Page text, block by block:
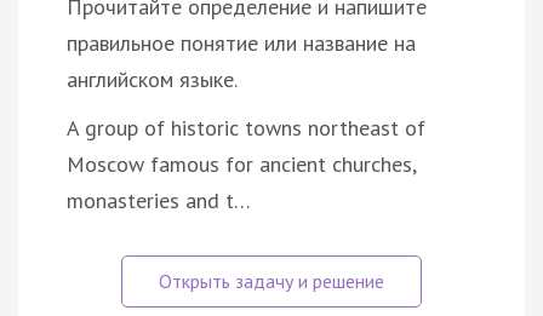
Прочитайте определение и напишите
правильное понятие или название на
английском языке.
A group of historic towns northeast of
Moscow famous for ancient churches,
monasteries and t…